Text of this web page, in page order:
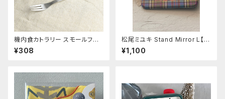
機内食カトラリー スモールフォ
ーク
¥308
松尾ミユキ Stand Mirror L【M
aron】
¥1,100